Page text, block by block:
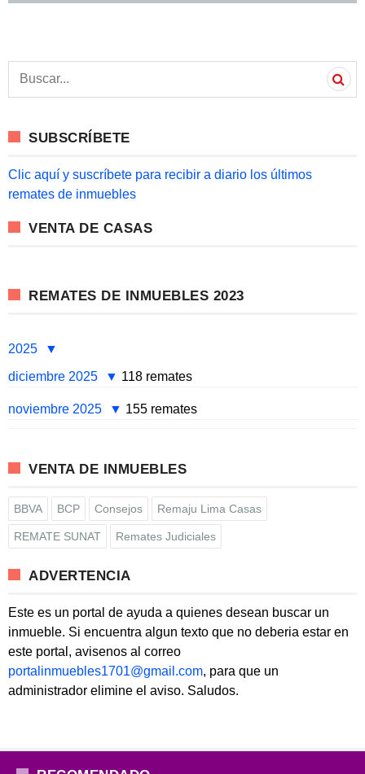
a
h
o
:
SUBSCRÍBETE
Clic aquí y suscríbete para recibir a diario los últimos
remates de inmuebles
VENTA DE CASAS
REMATES DE INMUEBLES 2023
2025
diciembre 2025
118 remates
noviembre 2025 155 remates
VENTA DE INMUEBLES
BBVA BCP Consejos Remaju Lima Casas
REMATE SUNAT Remates Judiciales
ADVERTENCIA
Este es un portal de ayuda a quienes desean buscar un
inmueble. Si encuentra algun texto que no deberia estar en
este portal, avisenos al correo
portalinmuebles1701@gmail.com, para que un
administrador elimine el aviso. Saludos.